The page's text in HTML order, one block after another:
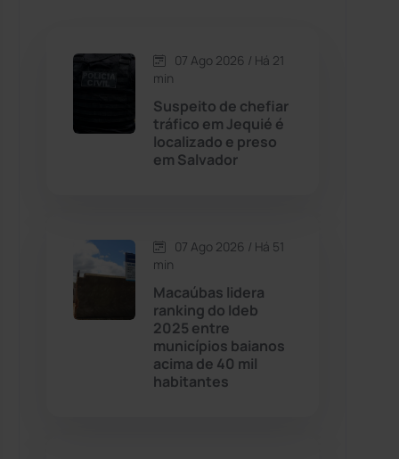
Caetité (1504)
(157)
Cândido Sales
Carinhanha (299)
Caturama
Chapada Diamantina (430)
07 Ago 2026 / Há 21
min
Suspeito de chefiar
tráfico em Jequié é
localizado e preso
em Salvador
07 Ago 2026 / Há 51
min
Macaúbas lidera
ranking do Ideb
2025 entre
municípios baianos
acima de 40 mil
habitantes